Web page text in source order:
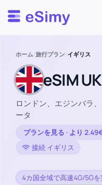
Esimy
ホーム/旅行プラン/イギリス
eSIM UK
ロンドン、エジンバラ
ータ
プランを見る · より
接続 イギリス
4カ国全域で高速4G/5G